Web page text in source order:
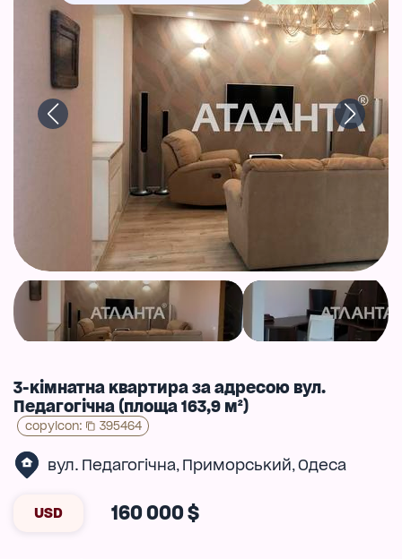
3-кімнатна квартира за адресою вул.
Педагогічна (площа 163,9 м²)
copyIcon: 395464
вул. Педагогічна, Приморський, Одеса
USD 160 000 $